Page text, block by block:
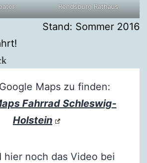
Rendsburg Rathaus
Stand: Sommer 2016
Maps zu finden:
Fahrrad Schleswig-
Holstein
hier noch das Video bei